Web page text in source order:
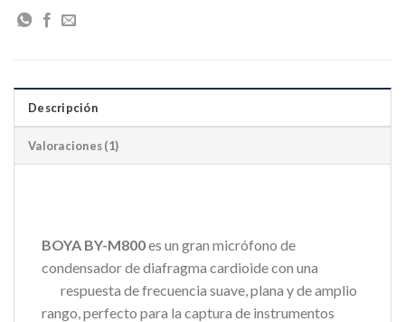
Descripción
Valoraciones (1)
BOYA BY-M800es un gran micrófono de
condensador de diafragma cardioide con una
respuesta de frecuencia suave, plana y de amplio
rango, perfecto para la captura de instrumentos